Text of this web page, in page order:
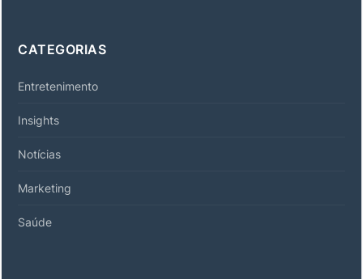
CATEGORIAS
Entretenimento
Insights
Notícias
Marketing
Saúde